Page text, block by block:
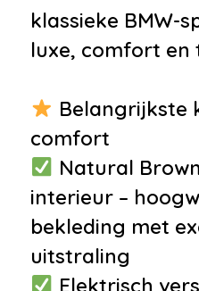
•Luxe lederen
•Sportstuur
•Voorstoelen
•Zwarte
•12Volt
•Armsteun
•Armsteun voor
•
klassieke BMW-
luxe, comfort en
Belangrijkste
comfort
Natural
interieur –
bekleding met
uitstraling
Elektrisch